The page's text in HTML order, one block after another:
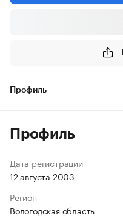
Профиль
Профиль
Дата регистрации
12 августа 2003
Регион
Вологодская область